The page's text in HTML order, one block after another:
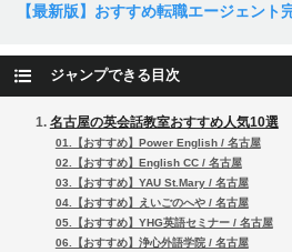
【最新版】おすすめ転職エージェント
ジャンプできる目次
名古屋の英会話教室おすすめ人気10選
01.【おすすめ】Power English / 名古屋
02.【おすすめ】English CC / 名古屋
03.【おすすめ】YAU St.Mary / 名古屋
04.【おすすめ】えいごのへや / 名古屋
05.【おすすめ】YHG英語セミナー / 名古屋
06.【おすすめ】浄心外語学院 / 名古屋